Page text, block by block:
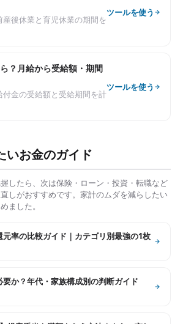
後休業と育児休業の期間を
ツールを使う
？月給から受給額・期間
付金の受給額と受給期間を計
ツールを使う
いお金のガイド
したら、次は保険・ローン・投資・転職など
しがおすすめです。家計のムダを減らしたい
ました。
元率の比較ガイド｜カテゴリ別最強の1枚
か？年代・家族構成別の判断ガイド